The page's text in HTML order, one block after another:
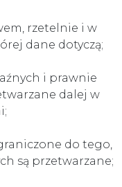
rzetelnie i w
dane dotyczą;
i prawnie
dalej w
do tego,
są przetwarzane;